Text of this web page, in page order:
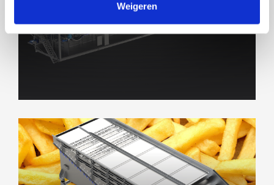
Weigeren
IN ALLE MARKTEN THUIS